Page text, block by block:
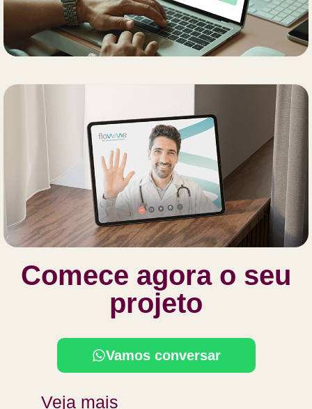
Comece agora o seu
projeto
Vamos conversar
Veja mais